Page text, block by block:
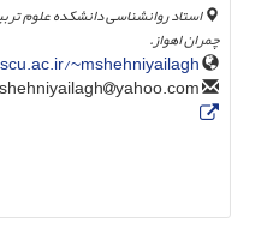
استاد روانشناسی دانشکده علوم
چمران اهواز.
~mshehniyailagh
yahoo.com